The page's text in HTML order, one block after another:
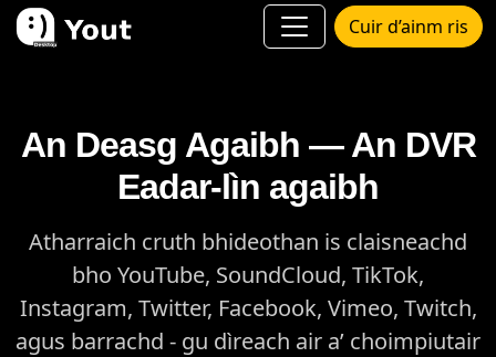
Cuir d’ainm ris
An Deasg Agaibh — An DVR
Eadar-lìn agaibh
Atharraich cruth bhideothan is claisneachd
bho YouTube, SoundCloud, TikTok,
Instagram, Twitter, Facebook, Vimeo, Twitch,
agus barrachd - gu dìreach air a’ choimpiutair